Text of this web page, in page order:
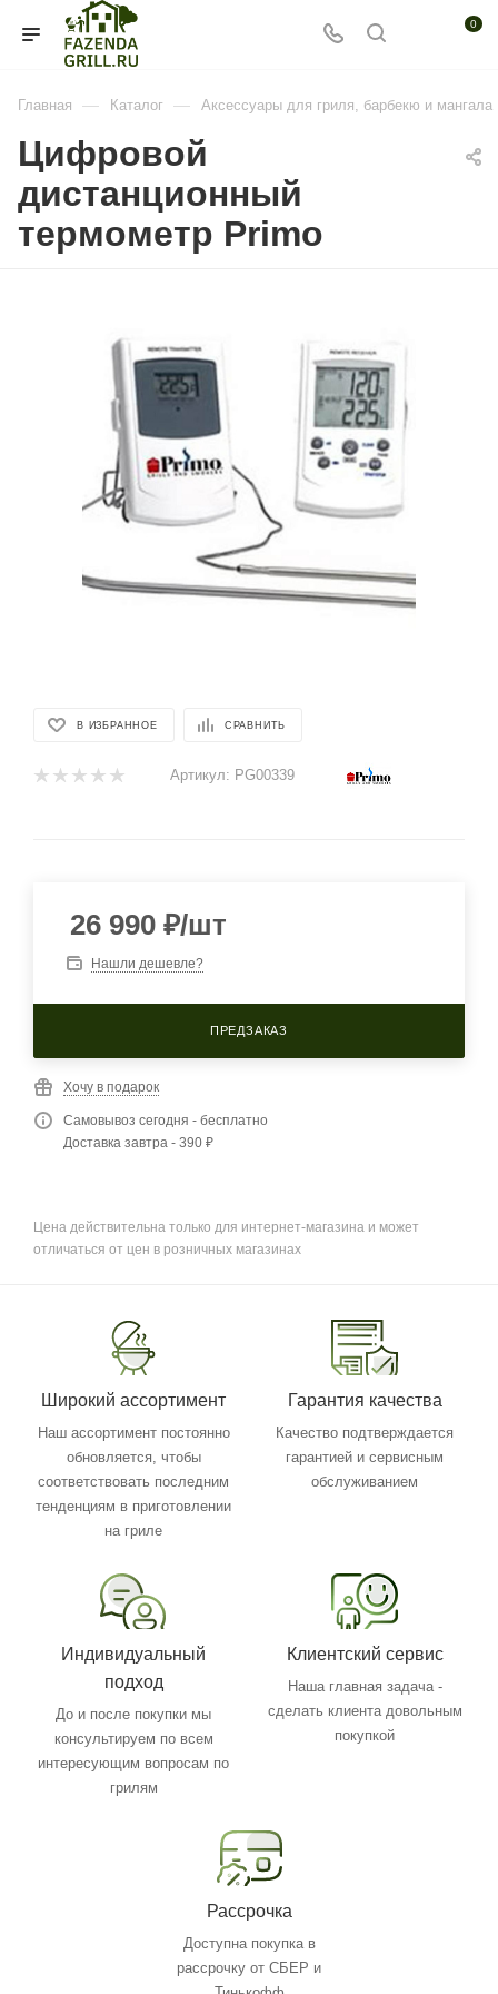
0
Главная — Каталог — Аксессуары для гриля, барбекю и мангала
Цифровой
дистанционный
термометр Primo
В ИЗБРАННОЕ СРАВНИТЬ
Артикул: PG00339
26 990 ₽/шт
Нашли дешевле?
ПРЕДЗАКАЗ
Хочу в подарок
Самовывоз сегодня - бесплатно
Доставка завтра - 390 ₽
Цена действительна только для интернет-магазина и может
отличаться от цен в розничных магазинах
Широкий ассортимент
Наш ассортимент постоянно
обновляется, чтобы
соответствовать последним
тенденциям в приготовлении
на гриле
Гарантия качества
Качество подтверждается
гарантией и сервисным
обслуживанием
Индивидуальный
подход
До и после покупки мы
консультируем по всем
интересующим вопросам по
грилям
Клиентский сервис
Наша главная задача -
сделать клиента довольным
покупкой
Рассрочка
Доступна покупка в
рассрочку от СБЕР и